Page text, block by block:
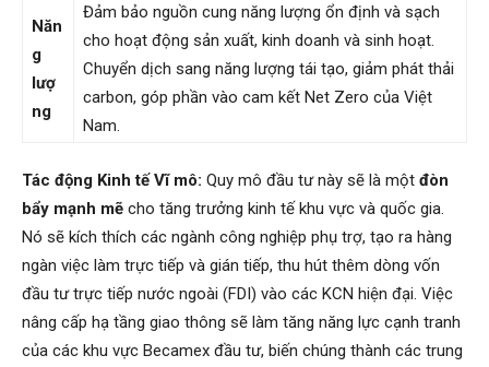
Năn
g
lượ
ng
Đảm bảo nguồn cung năng lượng ổn định và sạch
cho hoạt động sản xuất, kinh doanh và sinh hoạt.
Chuyển dịch sang năng lượng tái tạo, giảm phát thải
carbon, góp phần vào cam kết Net Zero của Việt
Nam.
Tác động Kinh tế Vĩ mô: Quy mô đầu tư này sẽ là một đòn
bẩy mạnh mẽ cho tăng trưởng kinh tế khu vực và quốc gia.
Nó sẽ kích thích các ngành công nghiệp phụ trợ, tạo ra hàng
ngàn việc làm trực tiếp và gián tiếp, thu hút thêm dòng vốn
đầu tư trực tiếp nước ngoài (FDI) vào các KCN hiện đại. Việc
nâng cấp hạ tầng giao thông sẽ làm tăng năng lực cạnh tranh
của các khu vực Becamex đầu tư, biến chúng thành các trung